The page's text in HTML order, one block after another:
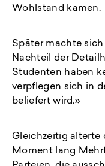
Wohlstand kamen.
Später machte
Nachteil der
Studenten haben
verpflegen sich in
beliefert wird.»
Gleichzeitig alterte
Moment lang